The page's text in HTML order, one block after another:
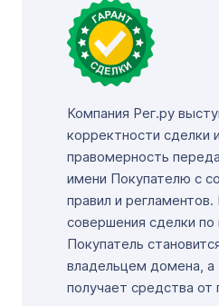
Компания Рег.ру
корректности сделки
правомерность
имени Покупателю с
правил и регламентов.
совершения сделки
Покупатель
владельцем домена,
получает средства